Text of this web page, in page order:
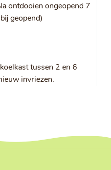
ontdooien ongeopend 7
geopend)
tussen 2 en 6
invriezen.